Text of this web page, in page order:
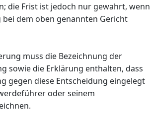
die Frist ist jedoch nur gewahrt, wenn
dem oben genannten Gericht
muss die Bezeichnung der
sowie die Erklärung enthalten, dass
gegen diese Entscheidung eingelegt
oder seinem